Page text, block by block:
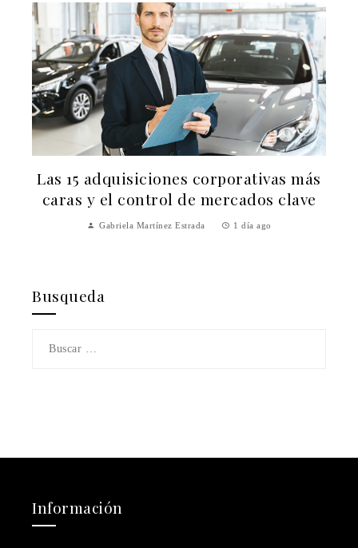
Las 15 adquisiciones corporativas más
caras y el control de mercados clave
Gabriela Martínez Estrada 1 día ago
Busqueda
Información